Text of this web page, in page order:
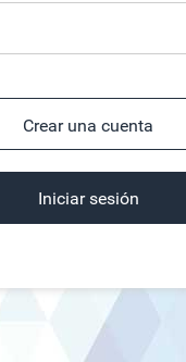
Crear una cuenta
Iniciar sesión